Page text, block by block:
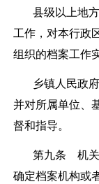
县级以上地
工作，对本行政
组织的档案工作
乡镇人民政
并对所属单位、
督和指导。
第九条 机关
确定档案机构或